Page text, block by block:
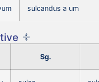
sulcandus a um
Sg.